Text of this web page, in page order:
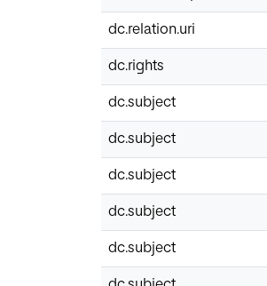
dc.relation.uri
dc.rights
dc.subject
dc.subject
dc.subject
dc.subject
dc.subject